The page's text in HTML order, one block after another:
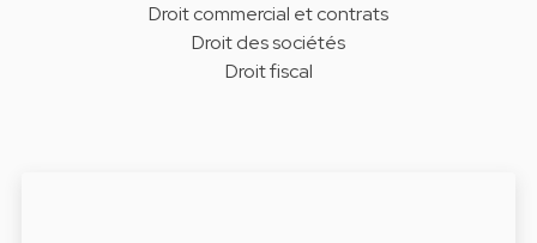
Droit commercial et contrats
Droit des sociétés
Droit fiscal